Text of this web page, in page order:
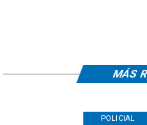
POLICIAL
MÁS